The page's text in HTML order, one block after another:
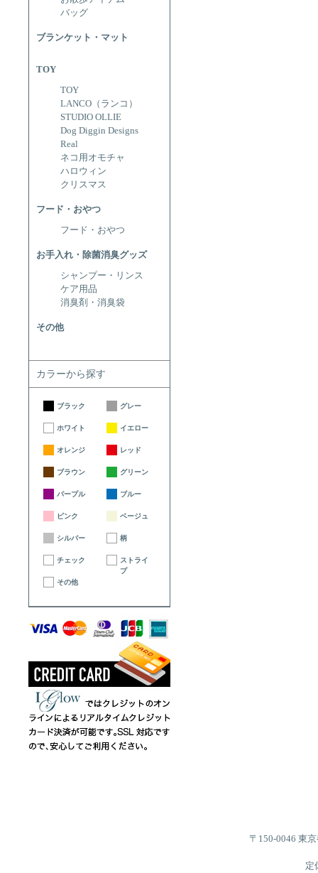
バッグ
ブランケット・マット
TOY
TOY
LANCO（ランコ）
STUDIO OLLIE
Dog Diggin Designs
Real
ネコ用オモチャ
ハロウィン
クリスマス
フード・おやつ
フード・おやつ
お手入れ・除菌消臭グッズ
シャンプー・リンス
ケア用品
消臭剤・消臭袋
その他
カラーから探す
ブラック グレー
ホワイト イエロー
オレンジ レッド
ブラウン グリーン
パープル ブルー
ピンク ベージュ
シルバー 柄
チェック
ストライ
プ
その他
〒150-0046 東
定